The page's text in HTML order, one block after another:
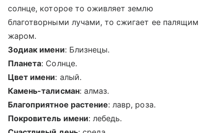
солнце, которое то оживляет землю
благотворными лучами, то сжигает ее палящим
жаром.
Зодиак имени: Близнецы.
Планета: Солнце.
Цвет имени: алый.
Камень-талисман: алмаз.
Благоприятное растение: лавр, роза.
Покровитель имени: лебедь.